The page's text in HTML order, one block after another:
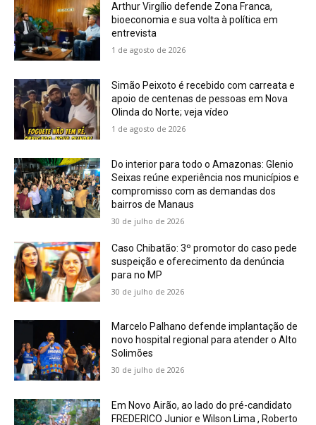
Arthur Virgílio defende Zona Franca,
bioeconomia e sua volta à política em
entrevista
1 de agosto de 2026
Simão Peixoto é recebido com carreata e
apoio de centenas de pessoas em Nova
Olinda do Norte; veja vídeo
1 de agosto de 2026
Do interior para todo o Amazonas: Glenio
Seixas reúne experiência nos municípios e
compromisso com as demandas dos
bairros de Manaus
30 de julho de 2026
Caso Chibatão: 3º promotor do caso pede
suspeição e oferecimento da denúncia
para no MP
30 de julho de 2026
Marcelo Palhano defende implantação de
novo hospital regional para atender o Alto
Solimões
30 de julho de 2026
Em Novo Airão, ao lado do pré-candidato
FREDERICO Junior e Wilson Lima , Roberto